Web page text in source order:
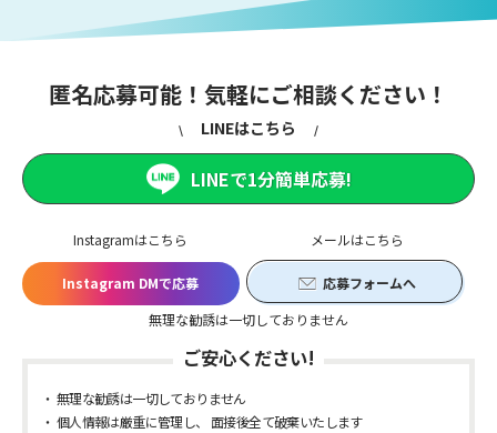
匿名応募可能！気軽にご相談ください！
Instagramはこちら
Instagram DMで応募
メールはこちら
応募フォームへ
無理な勧誘は一切しておりません
LINEはこちら
LINEで1分簡単応募!
ご安心ください!
無理な勧誘は一切しておりません
個人情報は厳重に管理し、 面接後全て破棄いたします